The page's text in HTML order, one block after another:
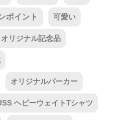
ポイント 可愛い
オリジナル記念品
オリジナルパーカー
ヘビーウェイトTシャツ